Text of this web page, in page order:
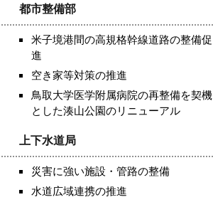
都市整備部
米子境港間の高規格幹線道路の整備促
進
空き家等対策の推進
鳥取大学医学附属病院の再整備を契機
とした湊山公園のリニューアル
上下水道局
災害に強い施設・管路の整備
水道広域連携の推進